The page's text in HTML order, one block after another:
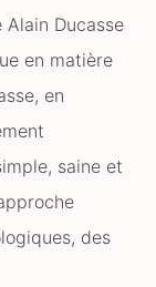
Ducasse
en matière
en
saine et
des